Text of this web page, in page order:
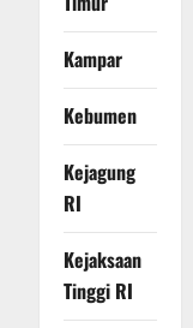
Kampar
Kebumen
Kejagung
RI
Kejaksaan
Tinggi RI